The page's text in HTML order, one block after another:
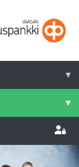
▾
▾